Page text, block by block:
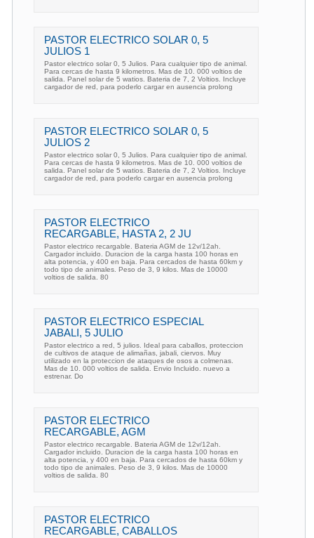
PASTOR ELECTRICO SOLAR 0, 5
JULIOS 1
Pastor electrico solar 0, 5 Julios. Para cualquier tipo de animal.
Para cercas de hasta 9 kilometros. Mas de 10. 000 voltios de
salida. Panel solar de 5 watios. Bateria de 7, 2 Voltios. Incluye
cargador de red, para poderlo cargar en ausencia prolong
PASTOR ELECTRICO SOLAR 0, 5
JULIOS 2
Pastor electrico solar 0, 5 Julios. Para cualquier tipo de animal.
Para cercas de hasta 9 kilometros. Mas de 10. 000 voltios de
salida. Panel solar de 5 watios. Bateria de 7, 2 Voltios. Incluye
cargador de red, para poderlo cargar en ausencia prolong
PASTOR ELECTRICO
RECARGABLE, HASTA 2, 2 JU
Pastor electrico recargable. Bateria AGM de 12v/12ah.
Cargador incluido. Duracion de la carga hasta 100 horas en
alta potencia, y 400 en baja. Para cercados de hasta 60km y
todo tipo de animales. Peso de 3, 9 kilos. Mas de 10000
voltios de salida. 80
PASTOR ELECTRICO ESPECIAL
JABALI, 5 JULIO
Pastor electrico a red, 5 julios. Ideal para caballos, proteccion
de cultivos de ataque de alimañas, jabali, ciervos. Muy
utilizado en la proteccion de ataques de osos a colmenas.
Mas de 10. 000 voltios de salida. Envio Incluido. nuevo a
estrenar. Do
PASTOR ELECTRICO
RECARGABLE, AGM
Pastor electrico recargable. Bateria AGM de 12v/12ah.
Cargador incluido. Duracion de la carga hasta 100 horas en
alta potencia, y 400 en baja. Para cercados de hasta 60km y
todo tipo de animales. Peso de 3, 9 kilos. Mas de 10000
voltios de salida. 80
PASTOR ELECTRICO
RECARGABLE, CABALLOS